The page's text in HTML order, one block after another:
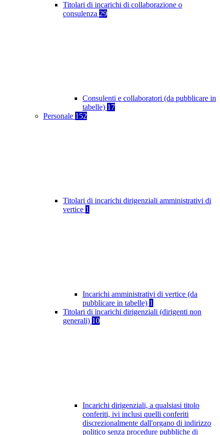
Titolari di incarichi di collaborazione o
consulenza 29
Consulenti e collaboratori (da pubblicare in
tabelle) 17
Personale 152
Titolari di incarichi dirigenziali amministrativi di
vertice 1
Incarichi amministrativi di vertice (da
pubblicare in tabelle) 1
Titolari di incarichi dirigenziali (dirigenti non
generali) 10
Incarichi dirigenziali, a qualsiasi titolo
conferiti, ivi inclusi quelli conferiti
discrezionalmente dall'organo di indirizzo
politico senza procedure pubbliche di